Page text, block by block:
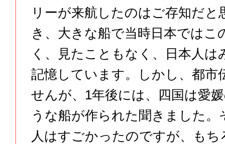
リーが来航したのはご存知だ
き、大きな船で当時日本ではこ
く、見たこともなく、日本人
記憶しています。しかし、都市
せんが、1年後には、四国は愛
うな船が作られた聞きました。
人はすごかったのですが、も